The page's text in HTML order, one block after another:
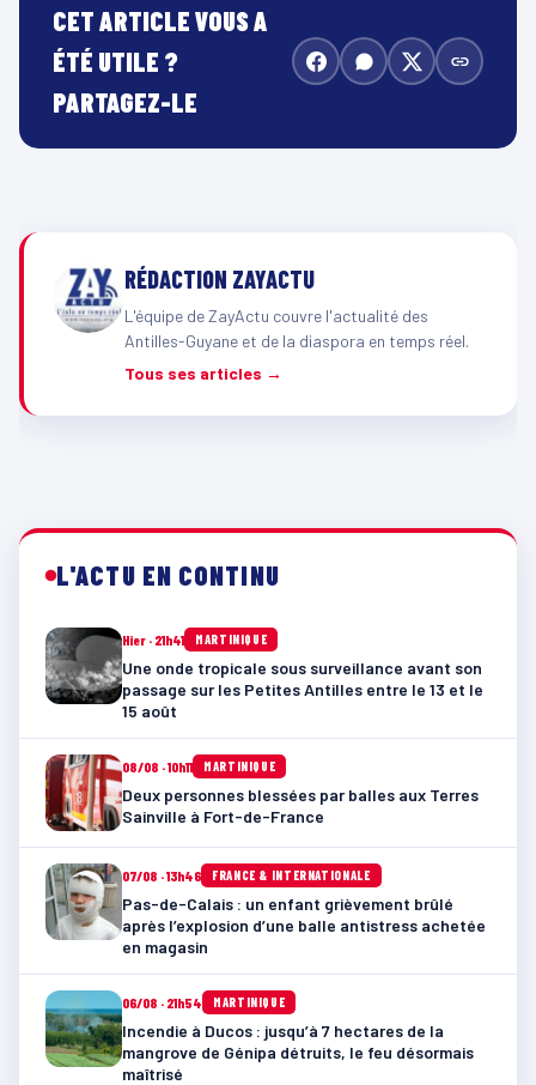
CET ARTICLE VOUS A
ÉTÉ UTILE ?
PARTAGEZ-LE
RÉDACTION ZAYACTU
L'équipe de ZayActu couvre l'actualité des
Antilles-Guyane et de la diaspora en temps réel.
Tous ses articles →
L'ACTU EN CONTINU
Hier · 21h41 MARTINIQUE
Une onde tropicale sous surveillance avant son
passage sur les Petites Antilles entre le 13 et le
15 août
08/08 · 10h11 MARTINIQUE
Deux personnes blessées par balles aux Terres
Sainville à Fort-de-France
07/08 · 13h46 FRANCE & INTERNATIONALE
Pas-de-Calais : un enfant grièvement brûlé
après l’explosion d’une balle antistress achetée
en magasin
06/08 · 21h54 MARTINIQUE
Incendie à Ducos : jusqu’à 7 hectares de la
mangrove de Génipa détruits, le feu désormais
maîtrisé